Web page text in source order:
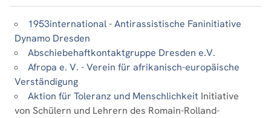
1953international - Antirassistische Faninitiative
Dynamo Dresden
Abschiebehaftkontaktgruppe Dresden e.V.
Afropa e. V. - Verein für afrikanisch-europäische
Verständigung
Aktion für Toleranz und Menschlichkeit Initiative
von Schülern und Lehrern des Romain-Rolland-